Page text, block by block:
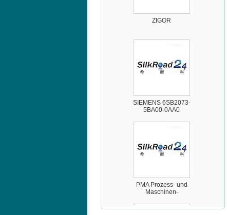
5BA00-0AA0
Maschinen-
Automation GmbH